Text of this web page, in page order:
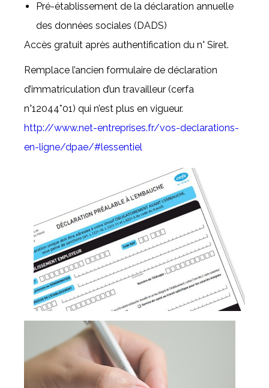
Pré-établissement de la déclaration annuelle
des données sociales (DADS)
Accès gratuit après authentification du n° Siret.
Remplace l’ancien formulaire de déclaration
d’immatriculation d’un travailleur (cerfa
n°12044*01) qui n’est plus en vigueur.
http://www.net-entreprises.fr/vos-declarations-
en-ligne/dpae/#lessentiel